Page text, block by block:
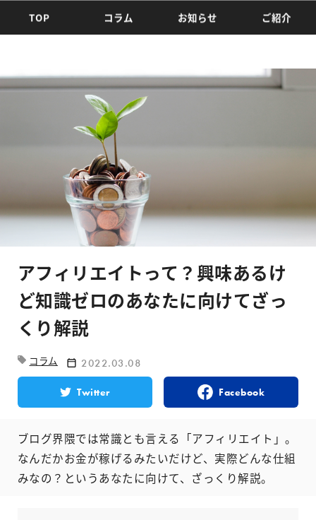
TOP コラム お知らせ ご紹介
アフィリエイトって？興味あるけ
ど知識ゼロのあなたに向けてざっ
くり解説
コラム 2022.03.08
Twitter Facebook
ブログ界隈では常識とも言える「アフィリエイト」。
なんだかお金が稼げるみたいだけど、実際どんな仕組
みなの？というあなたに向けて、ざっくり解説。